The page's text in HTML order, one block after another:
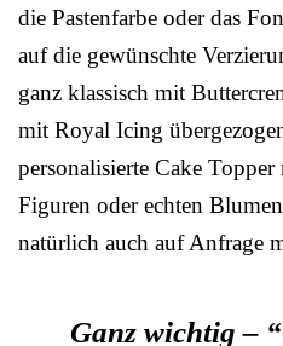
die Pastenfarbe oder das
auf die gewünschte
ganz klassisch mit
mit Royal Icing
personalisierte Cake
Figuren oder echten
natürlich auch auf Anfrage
Ganz wichtig –